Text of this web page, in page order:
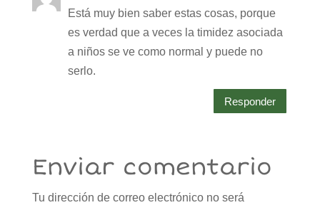
Está muy bien saber estas cosas, porque
es verdad que a veces la timidez asociada
a niños se ve como normal y puede no
serlo.
Responder
Enviar comentario
Tu dirección de correo electrónico no será